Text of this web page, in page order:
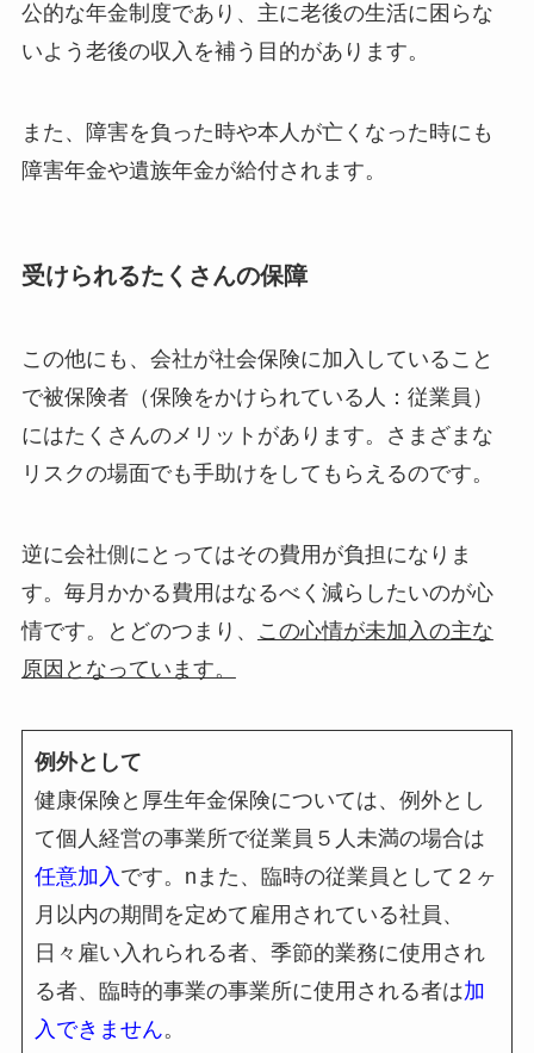
公的な年金制度であり、主に老後の生活に困らな
いよう老後の収入を補う目的があります。
また、障害を負った時や本人が亡くなった時にも
障害年金や遺族年金が給付されます。
受けられるたくさんの保障
この他にも、会社が社会保険に加入していること
で被保険者（保険をかけられている人：従業員）
にはたくさんのメリットがあります。さまざまな
リスクの場面でも手助けをしてもらえるのです。
逆に会社側にとってはその費用が負担になりま
す。毎月かかる費用はなるべく減らしたいのが心
情です。とどのつまり、
この心情が未加入の主な
原因となっています。
例外として
健康保険と厚生年金保険については、例外とし
て個人経営の事業所で従業員５人未満の場合は
任意加入 です。nまた、臨時の従業員として２ヶ
月以内の期間を定めて雇用されている社員、
日々雇い入れられる者、季節的業務に使用され
る者、臨時的事業の事業所に使用される者は加
入できません。